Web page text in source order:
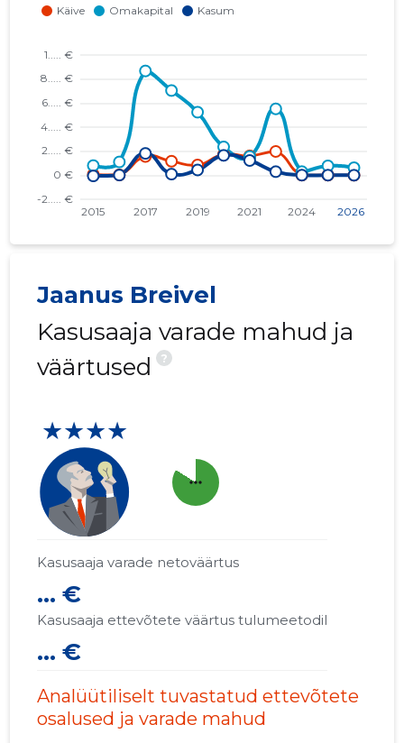
Jaanus Breivel
Kasusaaja varade mahud ja
väärtused
?
★★★★
more_horiz
Kasusaaja varade netoväärtus
... €
Kasusaaja ettevõtete väärtus tulumeetodil
... €
Analüütiliselt tuvastatud ettevõtete
osalused ja varade mahud